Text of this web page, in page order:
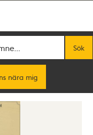
Sök
nära mig